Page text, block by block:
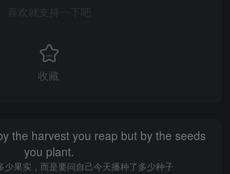
喜欢就支持一下吧
收藏
the harvest you reap but by the seeds
you plant.
少果实，而是要问自己今天播种了多少种子